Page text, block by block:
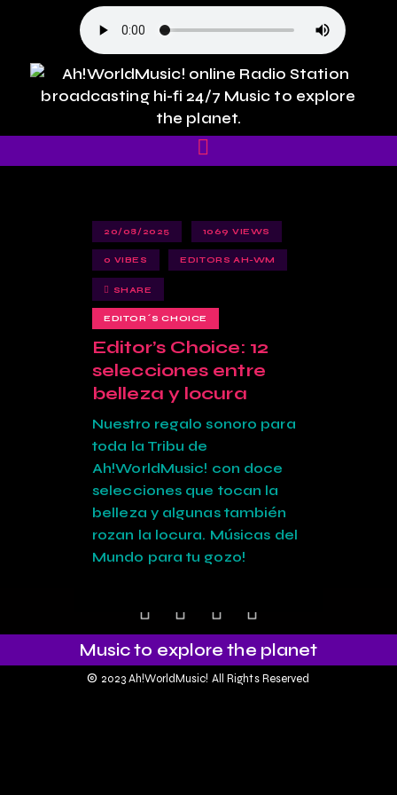
20/08/2025 1069 VIEWS
0 VIBES EDITORS AH-WM
SHARE
EDITOR´S CHOICE
Editor’s Choice: 12
selecciones entre
belleza y locura
Nuestro regalo sonoro para
toda la Tribu de
Ah!WorldMusic! con doce
selecciones que tocan la
belleza y algunas también
rozan la locura. Músicas del
Mundo para tu gozo!
Music to explore the planet
© 2023 Ah!WorldMusic! All Rights Reserved